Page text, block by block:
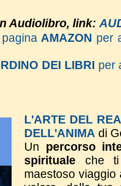
Audiolibro, link:
AMAZON per
DEI LIBRI per
L'ARTE DEL
DELL'ANIMA di
Un percorso
spirituale che ti
maestoso viaggio